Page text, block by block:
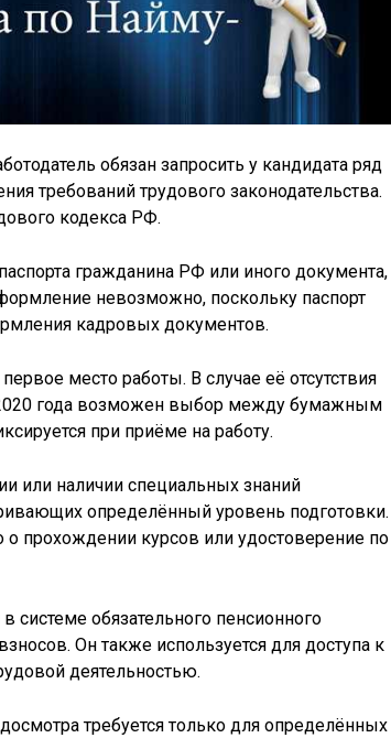
обязан запросить у кандидата ряд
требований трудового законодательства.
кодекса РФ.
гражданина РФ или иного документа,
невозможно, поскольку паспорт
кадровых документов.
место работы. В случае её отсутствия
2020 года возможен выбор между бумажным
при приёме на работу.
или наличии специальных знаний
определённый уровень подготовки.
прохождении курсов или удостоверение по
системе обязательного пенсионного
Он также используется для доступа к
деятельностью.
требуется только для определённых